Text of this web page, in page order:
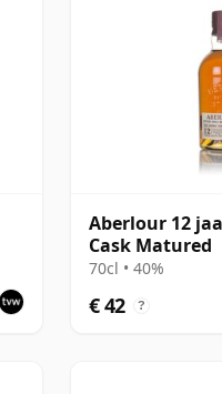
Aberlour 12
Cask Matured
70cl • 40%
€ 42 ?